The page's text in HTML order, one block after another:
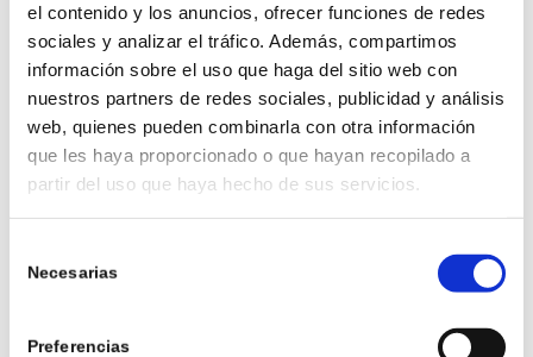
el contenido y los anuncios, ofrecer funciones de redes
sociales y analizar el tráfico. Además, compartimos
información sobre el uso que haga del sitio web con
nuestros partners de redes sociales, publicidad y análisis
web, quienes pueden combinarla con otra información
que les haya proporcionado o que hayan recopilado a
partir del uso que haya hecho de sus servicios.
Necesarias
Preferencias
cojines, mantas y cortinas en tonos marrones y
naranjas. Los textiles son una forma fácil y
económica de cambiar la apariencia de una
habitación o salón. Busca patrones que combinen
ambos colores para un efecto cohesivo y para
darle ese toque otoñal que tanto deseas.
3. ELEMENTOS
NATURALES